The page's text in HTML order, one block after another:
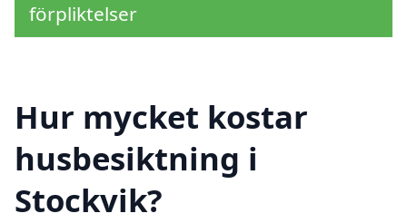
förpliktelser
Hur mycket kostar
husbesiktning i
Stockvik?